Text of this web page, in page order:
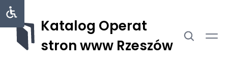
Katalog Operat
stron www Rzeszów